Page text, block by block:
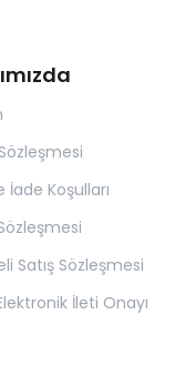
İade Koşulları
Satış Sözleşmesi
İleti Onayı